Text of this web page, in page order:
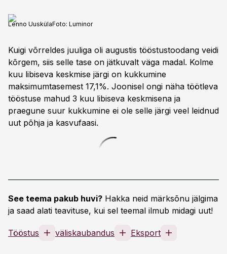
Lenno UuskülaFoto: Luminor
Kuigi võrreldes juuliga oli augustis tööstustoodang veidi
kõrgem, siis selle tase on jätkuvalt väga madal. Kolme
kuu libiseva keskmise järgi on kukkumine
maksimumtasemest 17,1%. Joonisel ongi näha töötleva
tööstuse mahud 3 kuu libiseva keskmisena ja
praegune suur kukkumine ei ole selle järgi veel leidnud
uut põhja ja kasvufaasi.
See teema pakub huvi? Hakka neid märksõnu jälgima
ja saad alati teavituse, kui sel teemal ilmub midagi uut!
Tööstus väliskaubandus Eksport